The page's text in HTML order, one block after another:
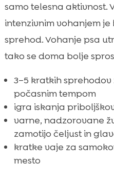
samo telesna aktivnost.
intenzivnim vohanjem
sprehod. Vohanje psa
tako se doma bolje
3–5 kratkih
počasnim tempom
igra iskanja
varne, nadzorovane
zamotijo čeljust in
kratke vaje za
mesto